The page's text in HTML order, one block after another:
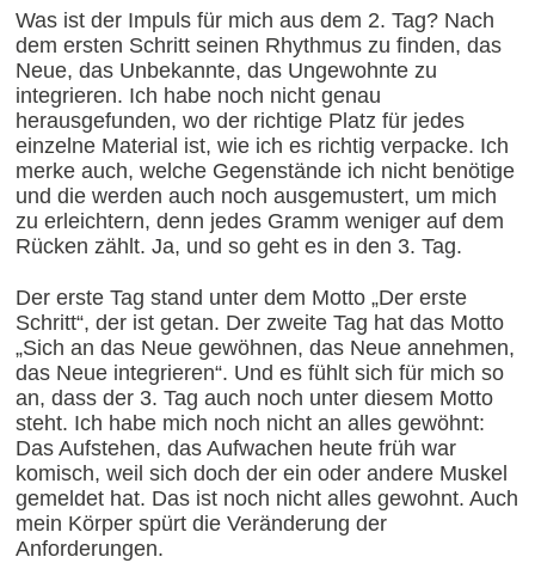
Was ist der Impuls für mich aus dem 2. Tag? Nach
dem ersten Schritt seinen Rhythmus zu finden, das
Neue, das Unbekannte, das Ungewohnte zu
integrieren. Ich habe noch nicht genau
herausgefunden, wo der richtige Platz für jedes
einzelne Material ist, wie ich es richtig verpacke. Ich
merke auch, welche Gegenstände ich nicht benötige
und die werden auch noch ausgemustert, um mich
zu erleichtern, denn jedes Gramm weniger auf dem
Rücken zählt. Ja, und so geht es in den 3. Tag.
Der erste Tag stand unter dem Motto „Der erste
Schritt“, der ist getan. Der zweite Tag hat das Motto
„Sich an das Neue gewöhnen, das Neue annehmen,
das Neue integrieren“. Und es fühlt sich für mich so
an, dass der 3. Tag auch noch unter diesem Motto
steht. Ich habe mich noch nicht an alles gewöhnt:
Das Aufstehen, das Aufwachen heute früh war
komisch, weil sich doch der ein oder andere Muskel
gemeldet hat. Das ist noch nicht alles gewohnt. Auch
mein Körper spürt die Veränderung der
Anforderungen.